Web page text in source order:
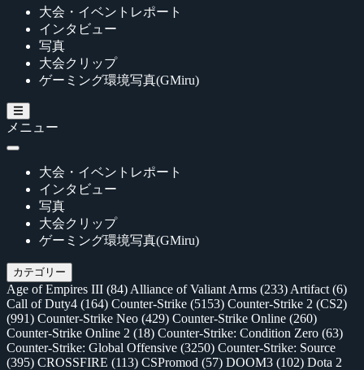
大会・イベントレポート
インタビュー
写真
大会クリップ
ゲーミング環境写真(GMiru)
メニュー
大会・イベントレポート
インタビュー
写真
大会クリップ
ゲーミング環境写真(GMiru)
カテゴリー
Age of Empires III (84) Alliance of Valiant Arms (233) Artifact (6)
Call of Duty4 (164) Counter-Strike (5153) Counter-Strike 2 (CS2)
(991) Counter-Strike Neo (429) Counter-Strike Online (260)
Counter-Strike Online 2 (18) Counter-Strike: Condition Zero (63)
Counter-Strike: Global Offensive (3250) Counter-Strike: Source
(395) CROSSFIRE (113) CSPromod (57) DOOM3 (102) Dota 2